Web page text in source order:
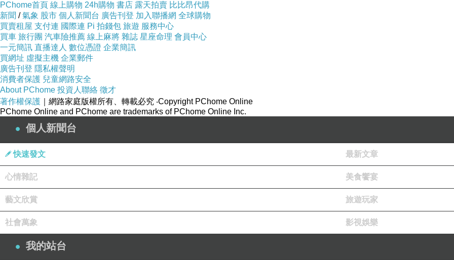
PChome首頁 線上購物 24h購物 書店 露天拍賣 比比昂代購
新聞 /氣象 股市 個人新聞台 廣告刊登 加入聯播網 全球購物
買賣租屋 支付連 國際連 Pi 拍錢包 旅遊 服務中心
買車 旅行團 汽車險推薦 線上麻將 雜誌 星座命理 會員中心
一元簡訊 直播達人 數位憑證 企業簡訊
買網址 虛擬主機 企業郵件
廣告刊登 隱私權聲明
消費者保護 兒童網路安全
About PChome 投資人聯絡 徵才
著作權保護 ｜網路家庭版權所有、轉載必究 ‧Copyright PChome Online
PChome Online and PChome are trademarks of PChome Online Inc.
個人新聞台
快速發文 最新文章
心情雜記 美食饗宴
藝文欣賞 旅遊玩家
社會萬象 影視娛樂
我的站台